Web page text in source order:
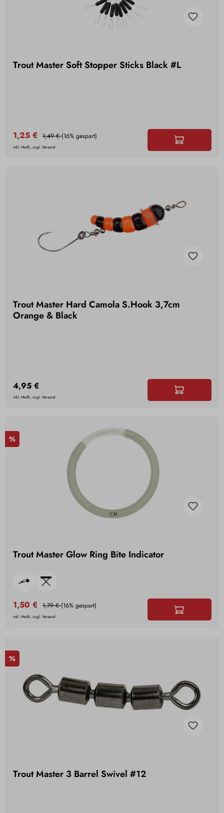
Trout Master Soft Stopper Sticks Black #L
1,25 € 1,49 €(16% gespart)
inkl. MwSt., zzgl. Versand
Trout Master Hard Camola S.Hook 3,7cm
Orange & Black
4,95 €
inkl. MwSt., zzgl. Versand
%
Trout Master Glow Ring Bite Indicator
1,50 € 1,79 €(16% gespart)
inkl. MwSt., zzgl. Versand
%
Trout Master 3 Barrel Swivel #12